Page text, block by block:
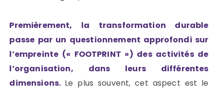
Premièrement, la transformation durable
passe par un questionnement approfondi sur
l’empreinte (« FOOTPRINT ») des activités de
l’organisation, dans leurs différentes
dimensions. Le plus souvent, cet aspect est le